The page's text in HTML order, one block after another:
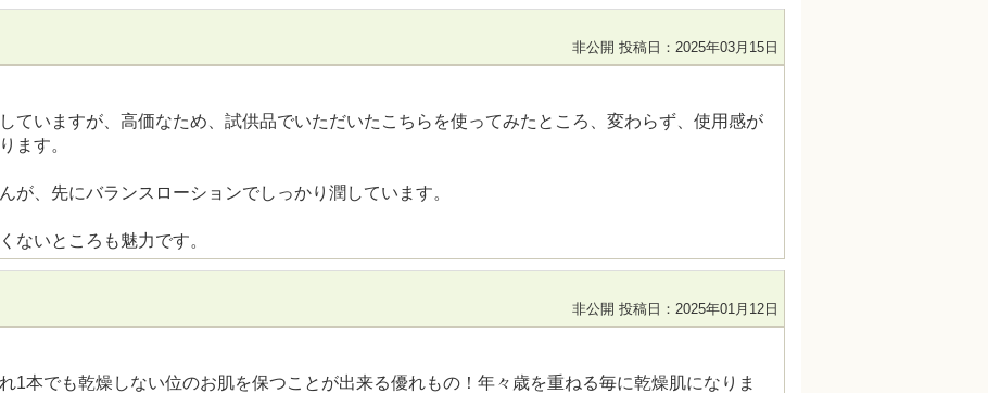
非公開 投稿日：2025年03月15日
ていますが、高価なため、試供品でいただいたこちらを使ってみたところ、変わらず、使用感が
ます。
が、先にバランスローションでしっかり潤しています。
ないところも魅力です。
非公開 投稿日：2025年01月12日
1本でも乾燥しない位のお肌を保つことが出来る優れもの！年々歳を重ねる毎に乾燥肌になりま